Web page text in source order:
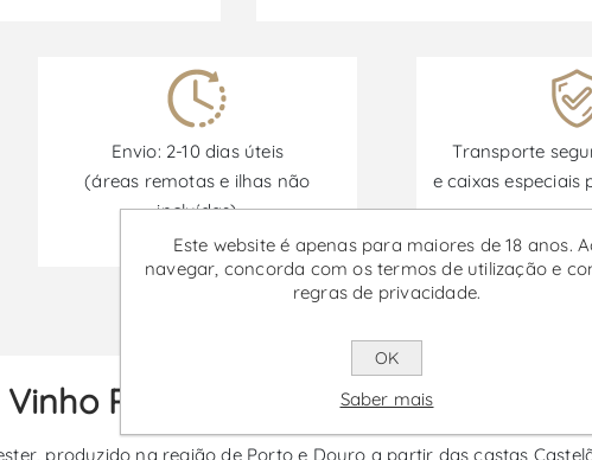
Envio: 2-10 dias úteis
(áreas remotas e ilhas não
incluídas)
Transporte
e caixas
Promoções disponíveis de 30/06/2026 a 30/09/
Rosé
produzido na região de Porto e Douro a partir das castas
Este website é apenas para maiores de 18 anos.
navegar, concorda com os termos de utilização e
regras de privacidade.
OK
Saber mais